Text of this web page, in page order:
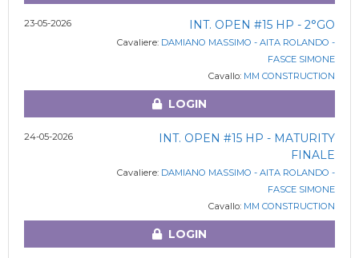
23-05-2026 INT. OPEN #15 HP - 2°GO
Cavaliere: DAMIANO MASSIMO - AITA ROLANDO -
FASCE SIMONE
Cavallo: MM CONSTRUCTION
LOGIN
24-05-2026
INT. OPEN #15 HP - MATURITY
FINALE
Cavaliere: DAMIANO MASSIMO - AITA ROLANDO -
FASCE SIMONE
Cavallo: MM CONSTRUCTION
LOGIN